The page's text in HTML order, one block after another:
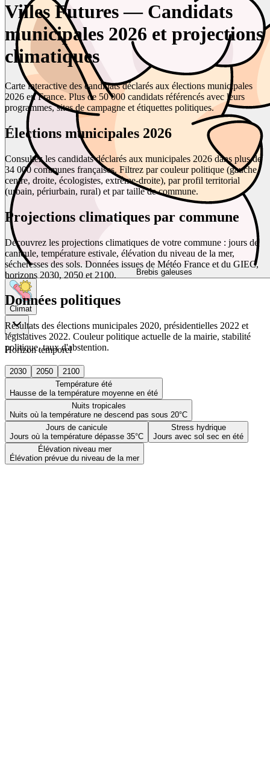
Brebis galeuses
Climat
Horizon temporel
2030 2050
2100
Température été
Hausse de la température moyenne en été
Nuits tropicales
Nuits où la température ne descend pas sous 20°C
Jours de canicule
Jours où la température dépasse 35°C
Stress hydrique
Jours avec sol sec en été
Élévation niveau mer
Élévation prévue du niveau de la mer
Villes Futures — Candidats
municipales 2026 et projections
climatiques
Carte interactive des candidats déclarés aux élections municipales
2026 en France. Plus de 50 000 candidats référencés avec leurs
programmes, sites de campagne et étiquettes politiques.
Élections municipales 2026
Consultez les candidats déclarés aux municipales 2026 dans plus de
34 000 communes françaises. Filtrez par couleur politique (gauche,
centre, droite, écologistes, extrême-droite), par profil territorial
(urbain, périurbain, rural) et par taille de commune.
Projections climatiques par commune
Découvrez les projections climatiques de votre commune : jours de
canicule, température estivale, élévation du niveau de la mer,
sécheresses des sols. Données issues de Météo France et du GIEC,
horizons 2030, 2050 et 2100.
Données politiques
Résultats des élections municipales 2020, présidentielles 2022 et
législatives 2022. Couleur politique actuelle de la mairie, stabilité
politique, taux d'abstention.